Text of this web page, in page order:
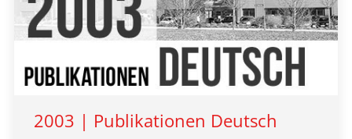
2003 | Publikationen Deutsch